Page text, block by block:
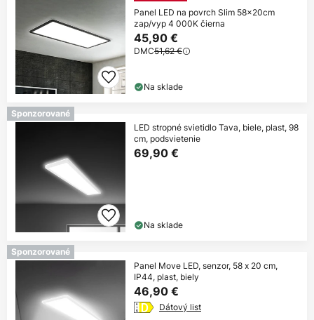
Panel LED na povrch Slim 58x20cm
zap/vyp 4 000K čierna
45,90 €
DMC51,62 €
Na sklade
Sponzorované
LED stropné svietidlo Tava, biele, plast, 98
cm, podsvietenie
69,90 €
Na sklade
Sponzorované
Panel Move LED, senzor, 58 x 20 cm,
IP44, plast, biely
46,90 €
Dátový list